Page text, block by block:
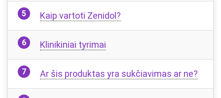
Kaip vartoti Zenidol?
Klinikiniai tyrimai
Ar šis produktas yra sukčiavimas ar ne?